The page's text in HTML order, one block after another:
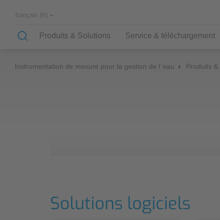
français (fr)
Produits & Solutions
Applications & Solutions
Service & téléchargement
Know-How
La Société
NIVUS Germany
Instrumentation de mesure pour la gestion de l´eau Produits &
Solutions logiciels